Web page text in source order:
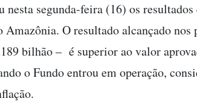
nesta segunda-feira (16) os resultados
O resultado alcançado nos
bilhão – é superior ao valor
o Fundo entrou em operação,